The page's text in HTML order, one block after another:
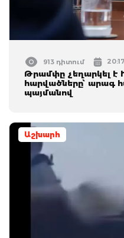
913 դիտում
Թրամփը չեղարկել
հարվածները՝ արագ
պայմանով
Աշխարհ